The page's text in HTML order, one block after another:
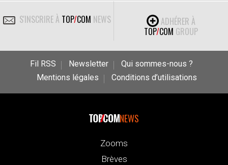
S'INSCRIRE À TOP/COM NEWS
ADHÉRER À
TOP/COM GROUP
Fil RSS Newsletter
Qui sommes-nous ?
Mentions légales
Conditions d’utilisations
NEWS
Zooms
Brèves